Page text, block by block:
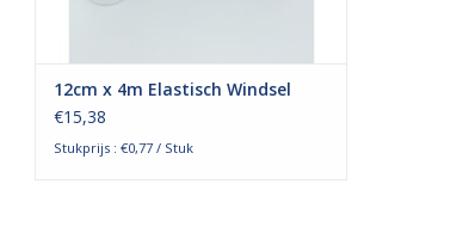
12cm x 4m Elastisch Windsel
€15,38
Stukprijs : €0,77 / Stuk